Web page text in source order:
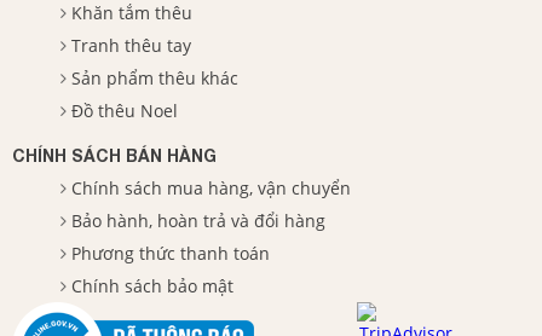
Khăn tắm thêu
Tranh thêu tay
Sản phẩm thêu khác
Đồ thêu Noel
CHÍNH SÁCH BÁN HÀNG
Chính sách mua hàng, vận chuyển
Bảo hành, hoàn trả và đổi hàng
Phương thức thanh toán
Chính sách bảo mật